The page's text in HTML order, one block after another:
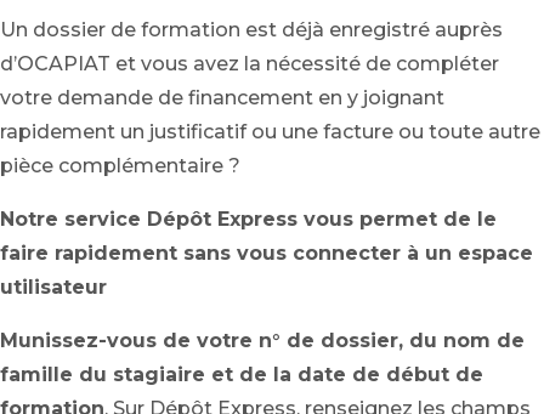
Un dossier de formation est déjà enregistré auprès
d’OCAPIAT et vous avez la nécessité de compléter
votre demande de financement en y joignant
rapidement un justificatif ou une facture ou toute autre
pièce complémentaire ?
Notre service Dépôt Express vous permet de le
faire rapidement sans vous connecter à un espace
utilisateur
Munissez-vous de votre n° de dossier, du nom de
famille du stagiaire et de la date de début de
formation. Sur Dépôt Express, renseignez les champs